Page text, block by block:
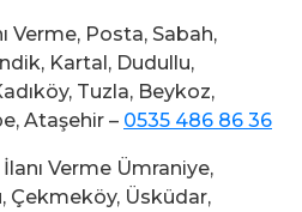
Verme, Posta, Sabah,
Kartal, Dudullu,
Tuzla, Beykoz,
Ataşehir – 0535 486 86 36
Verme Ümraniye,
Çekmeköy, Üsküdar,